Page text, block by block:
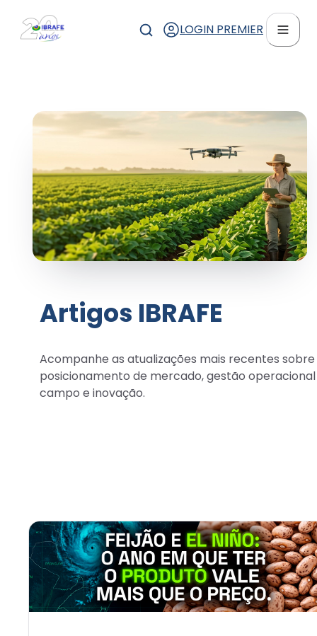
LOGIN PREMIER
Artigos IBRAFE
Acompanhe as atualizações mais recentes sobre
posicionamento de mercado, gestão
campo e inovação.